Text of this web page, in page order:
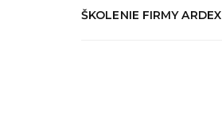
ŠKOLENIE FIRMY ARDEX